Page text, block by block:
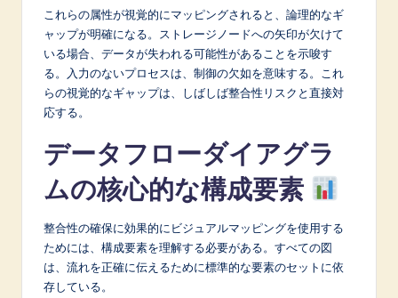
これらの属性が視覚的にマッピングされると、論理的なギ
ャップが明確になる。ストレージノードへの矢印が欠けて
いる場合、データが失われる可能性があることを示唆す
る。入力のないプロセスは、制御の欠如を意味する。これ
らの視覚的なギャップは、しばしば整合性リスクと直接対
応する。
データフローダイアグラ
ムの核心的な構成要素
整合性の確保に効果的にビジュアルマッピングを使用する
ためには、構成要素を理解する必要がある。すべての図
は、流れを正確に伝えるために標準的な要素のセットに依
存している。